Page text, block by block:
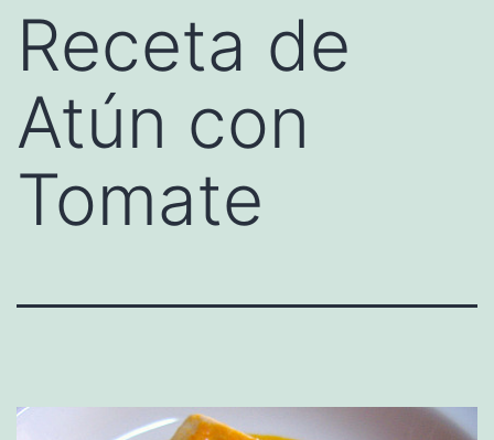
Receta de
Atún con
Tomate